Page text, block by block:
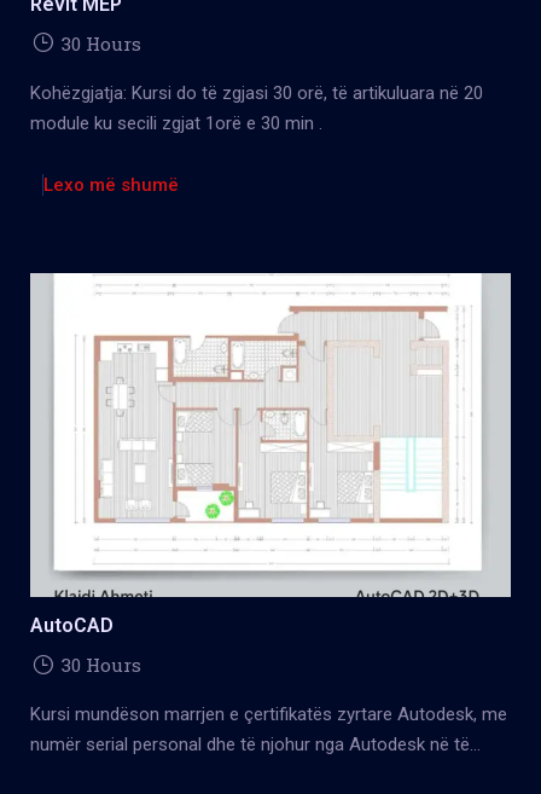
30 Hours
Kohëzgjatja: Kursi do të zgjasi 30 orë, të artikuluara në 20
module ku secili zgjat 1orë e 30 min .
Lexo më shumë
AutoCAD
30 Hours
Kursi mundëson marrjen e çertifikatës zyrtare Autodesk, me
numër serial personal dhe të njohur nga Autodesk në të